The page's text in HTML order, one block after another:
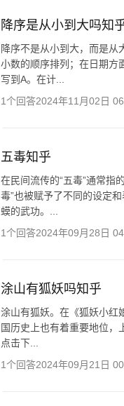
降序是从小到大吗知
降序不是从小到大，而是从
小数的顺序排列；在日期方
写到A。在计...
1个回答2024年11月02日
五毒知乎
在民间流传的“五毒”通常指
毒”也被赋予了不同的设定
蟆的武功。...
1个回答2024年09月28日
涂山有狐妖吗知乎
涂山有狐妖。在《狐妖小红
国历史上也有着重要地位，
点击下...
1个回答2024年09月21日